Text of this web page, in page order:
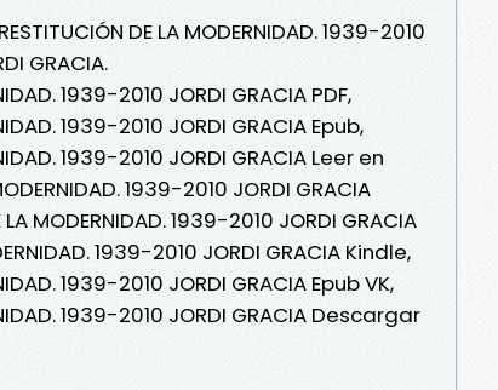
DE LA MODERNIDAD. 1939-2010
GRACIA.
1939-2010 JORDI GRACIA PDF,
1939-2010 JORDI GRACIA Epub,
1939-2010 JORDI GRACIA Leer en
1939-2010 JORDI GRACIA
MODERNIDAD. 1939-2010 JORDI GRACIA
1939-2010 JORDI GRACIA Kindle,
1939-2010 JORDI GRACIA Epub VK,
1939-2010 JORDI GRACIA Descargar